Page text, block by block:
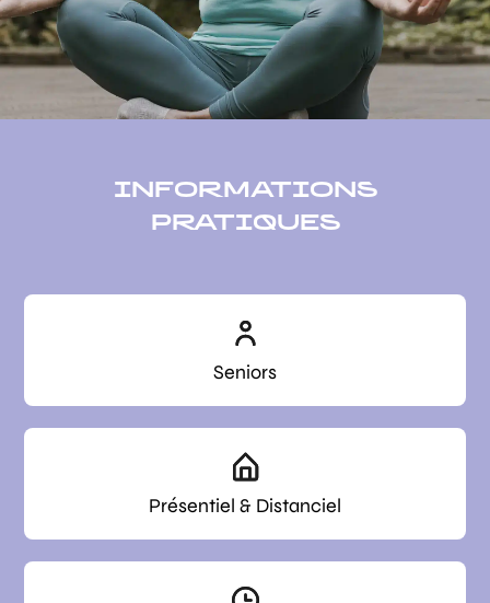
INFORMATIONS
PRATIQUES
Seniors
Présentiel & Distanciel